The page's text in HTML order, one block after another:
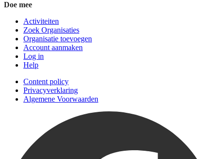
Doe mee
Activiteiten
Zoek Organisaties
Organisatie toevoegen
Account aanmaken
Log in
Help
Content policy
Privacyverklaring
Algemene Voorwaarden